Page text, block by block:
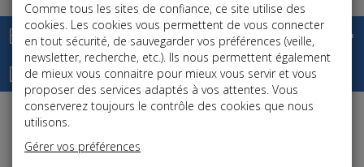
Base documentaire
Dépêches
Liste des dernières dépêches
Comme tous les sites de confiance, ce site utilise des
cookies. Les cookies vous permettent de vous connecter
en tout sécurité, de sauvegarder vos préférences (veille,
newsletter, recherche, etc.). Ils nous permettent également
de mieux vous connaitre pour mieux vous servir et vous
proposer des services adaptés à vos attentes. Vous
conserverez toujours le contrôle des cookies que nous
utilisons.
Gérer vos préférences